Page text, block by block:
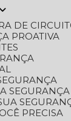
DE
PROATIVA
SEGURANÇA
PRECISA